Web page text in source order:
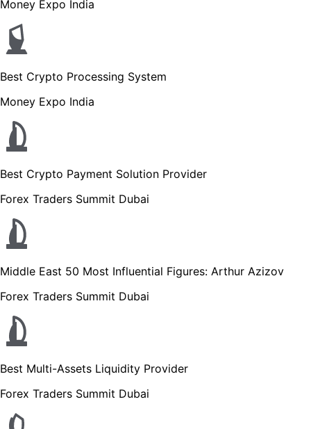
Money Expo India
Best Crypto Processing System
Money Expo India
Best Crypto Payment Solution Provider
Forex Traders Summit Dubai
Middle East 50 Most Influential Figures: Arthur Azizov
Forex Traders Summit Dubai
Best Multi-Assets Liquidity Provider
Forex Traders Summit Dubai